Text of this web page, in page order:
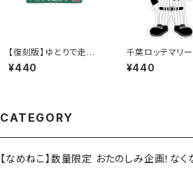
【復刻版】ゆとりで走ろ
う秋田県（緑）：ステッカ
ー
¥440
千葉ロッテマリ
テッカー13
¥440
CATEGORY
【なめねこ】数量限定 おたのしみ企画！な